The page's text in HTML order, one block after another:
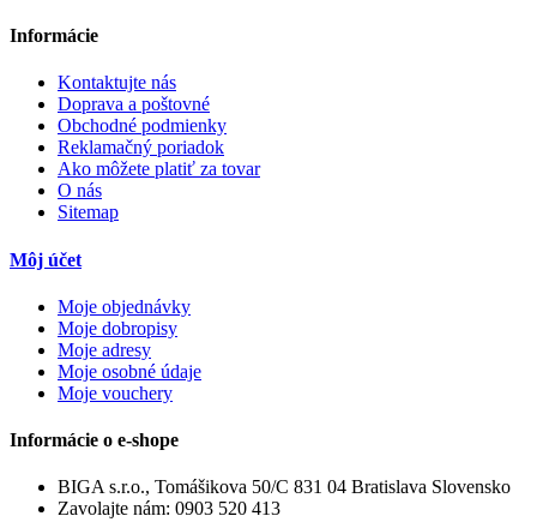
Informácie
Kontaktujte nás
Doprava a poštovné
Obchodné podmienky
Reklamačný poriadok
Ako môžete platiť za tovar
O nás
Sitemap
Môj účet
Moje objednávky
Moje dobropisy
Moje adresy
Moje osobné údaje
Moje vouchery
Informácie o e-shope
BIGA s.r.o., Tomášikova 50/C 831 04 Bratislava Slovensko
Zavolajte nám: 0903 520 413